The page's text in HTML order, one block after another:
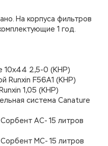
На корпуса фильтров
1 год.
10х44 2,5-0 (КНР)
Runxin F56A1 (КНР)
1,05 (КНР)
система Canature
АС- 15 литров
МС- 15 литров